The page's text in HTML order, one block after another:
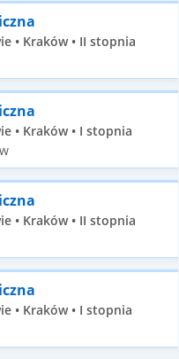
• Kraków • II stopnia
• Kraków • I stopnia
• Kraków • II stopnia
• Kraków • I stopnia